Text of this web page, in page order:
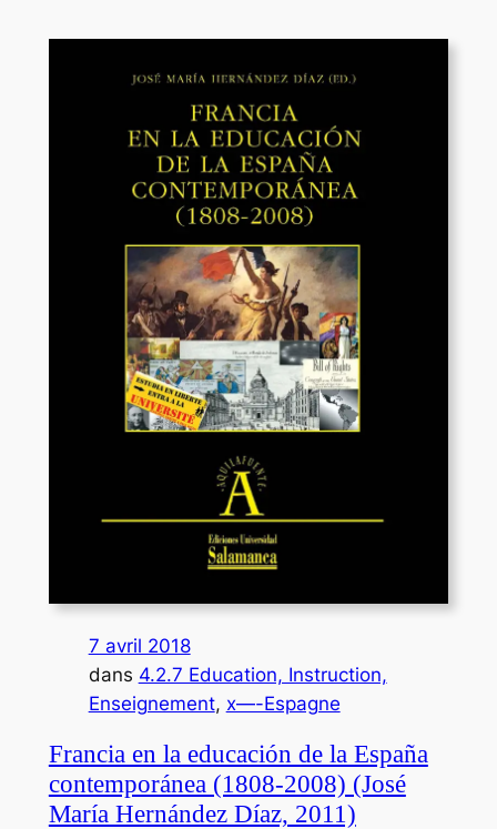
7 avril 2018
dans 4.2.7 Education, Instruction,
Enseignement, x—-Espagne
Francia en la educación de la España
contemporánea (1808-2008) (José
María Hernández Díaz, 2011)